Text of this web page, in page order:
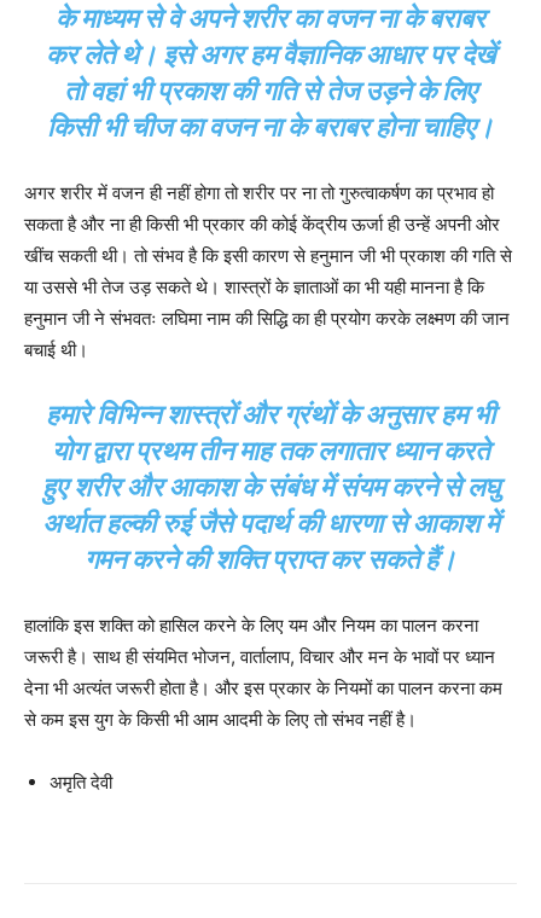
के माध्यम से वे अपने शरीर का वजन ना के बराबर
कर लेते थे। इसे अगर हम वैज्ञानिक आधार पर देखें
तो वहां भी प्रकाश की गति से तेज उड़ने के लिए
किसी भी चीज का वजन ना के बराबर होना चाहिए।
अगर शरीर में वजन ही नहीं होगा तो शरीर पर ना तो गुरुत्वाकर्षण का प्रभाव हो
सकता है और ना ही किसी भी प्रकार की कोई केंद्रीय ऊर्जा ही उन्हें अपनी ओर
खींच सकती थी। तो संभव है कि इसी कारण से हनुमान जी भी प्रकाश की गति से
या उससे भी तेज उड़ सकते थे। शास्त्रों के ज्ञाताओं का भी यही मानना है कि
हनुमान जी ने संभवतः लघिमा नाम की सिद्धि का ही प्रयोग करके लक्ष्मण की जान
बचाई थी।
हमारे विभिन्न शास्त्रों और ग्रंथों के अनुसार हम भी
योग द्वारा प्रथम तीन माह तक लगातार ध्यान करते
हुए शरीर और आकाश के संबंध में संयम करने से लघु
अर्थात हल्की रुई जैसे पदार्थ की धारणा से आकाश में
गमन करने की शक्ति प्राप्त कर सकते हैं।
हालांकि इस शक्ति को हासिल करने के लिए यम और नियम का पालन करना
जरूरी है। साथ ही संयमित भोजन, वार्तालाप, विचार और मन के भावों पर ध्यान
देना भी अत्यंत जरूरी होता है। और इस प्रकार के नियमों का पालन करना कम
से कम इस युग के किसी भी आम आदमी के लिए तो संभव नहीं है।
अमृति देवी